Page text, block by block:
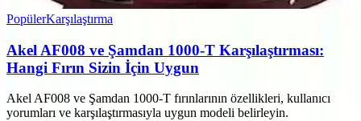
PopülerKarşılaştırma
Akel AF008 ve Şamdan 1000-T Karşılaştırması:
Hangi Fırın Sizin İçin Uygun
Akel AF008 ve Şamdan 1000-T fırınlarının özellikleri, kullanıcı
yorumları ve karşılaştırmasıyla uygun modeli belirleyin.